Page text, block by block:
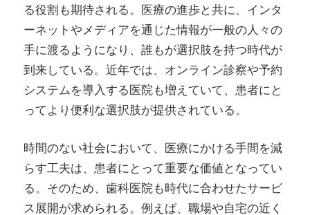
る役割も期待される。医療の進歩と共に、インタ
ーネットやメディアを通じた情報が一般の人々の
手に渡るようになり、誰もが選択肢を持つ時代が
到来している。近年では、オンライン診察や予約
システムを導入する医院も増えていて、患者にと
ってより便利な選択肢が提供されている。
時間のない社会において、医療にかける手間を減
らす工夫は、患者にとって重要な価値となってい
る。そのため、歯科医院も時代に合わせたサービ
ス展開が求められる。例えば、職場や自宅の近く